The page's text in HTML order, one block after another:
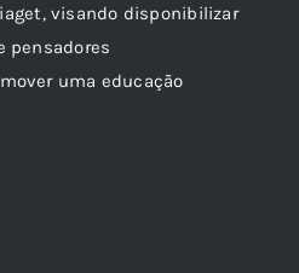
visando disponibilizar
pensadores
uma educação